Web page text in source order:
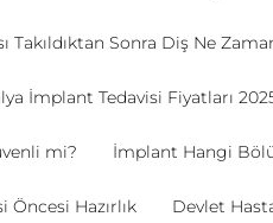
Takıldıktan Sonra Diş Ne
İmplant Tedavisi Fiyatları
mi? İmplant Hangi
Öncesi Hazırlık Devlet